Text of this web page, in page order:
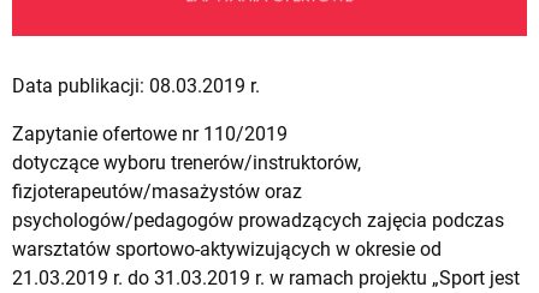
Data publikacji: 08.03.2019 r.
Zapytanie ofertowe nr 110/2019
dotyczące wyboru trenerów/instruktorów,
fizjoterapeutów/masażystów oraz
psychologów/pedagogów prowadzących zajęcia podczas
warsztatów sportowo-aktywizujących w okresie od
21.03.2019 r. do 31.03.2019 r. w ramach projektu „Sport jest